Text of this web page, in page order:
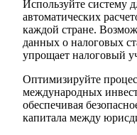
Используйте систему
автоматических
каждой стране.
данных о налоговых
упрощает налоговый
Оптимизируйте
международных
обеспечивая
капитала между